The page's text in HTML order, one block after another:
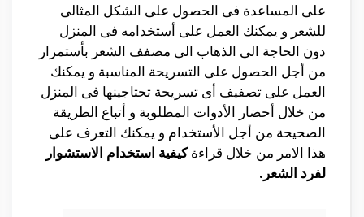
على المساعدة فى الحصول على الشكل المثالى
للشعر و يمكنك العمل على أستخدامه فى المنزل
دون الحاجة الى الذهاب الى مصفف الشعر بأستمرار
من أجل الحصول على التسريحة المناسبة و يمكنك
العمل على تصفيف أى تسريحة تحتاجينها فى المنزل
من خلال أحضار الأدوات المطلوبة و أتباع الطريقة
الصحيحة من أجل الأستخدام و يمكنك التعرف على
هذا الامر من خلال قراءةكيفية استخدام الاستشوار
لفرد الشعر.